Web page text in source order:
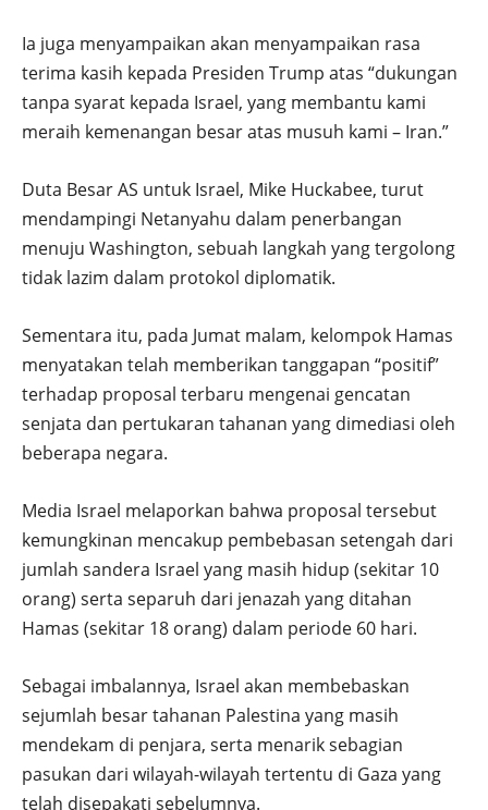
Ia juga menyampaikan akan menyampaikan rasa
terima kasih kepada Presiden Trump atas “dukungan
tanpa syarat kepada Israel, yang membantu kami
meraih kemenangan besar atas musuh kami – Iran.”
Duta Besar AS untuk Israel, Mike Huckabee, turut
mendampingi Netanyahu dalam penerbangan
menuju Washington, sebuah langkah yang tergolong
tidak lazim dalam protokol diplomatik.
Sementara itu, pada Jumat malam, kelompok Hamas
menyatakan telah memberikan tanggapan “positif”
terhadap proposal terbaru mengenai gencatan
senjata dan pertukaran tahanan yang dimediasi oleh
beberapa negara.
Media Israel melaporkan bahwa proposal tersebut
kemungkinan mencakup pembebasan setengah dari
jumlah sandera Israel yang masih hidup (sekitar 10
orang) serta separuh dari jenazah yang ditahan
Hamas (sekitar 18 orang) dalam periode 60 hari.
Sebagai imbalannya, Israel akan membebaskan
sejumlah besar tahanan Palestina yang masih
mendekam di penjara, serta menarik sebagian
pasukan dari wilayah-wilayah tertentu di Gaza yang
telah disepakati sebelumnya.